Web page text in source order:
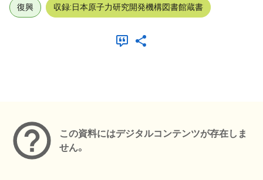
復興 収録:日本原子力研究開発機構図書館蔵書
この資料にはデジタルコンテンツが存在しま
せん。